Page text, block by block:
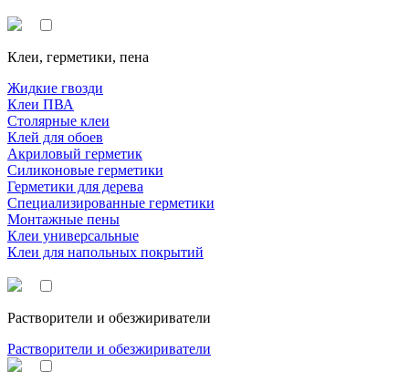
Клеи, герметики, пена
Жидкие гвозди
Клеи ПВА
Столярные клеи
Клей для обоев
Акриловый герметик
Силиконовые герметики
Герметики для дерева
Специализированные герметики
Монтажные пены
Клеи универсальные
Клеи для напольных покрытий
Растворители и обезжириватели
Растворители и обезжириватели